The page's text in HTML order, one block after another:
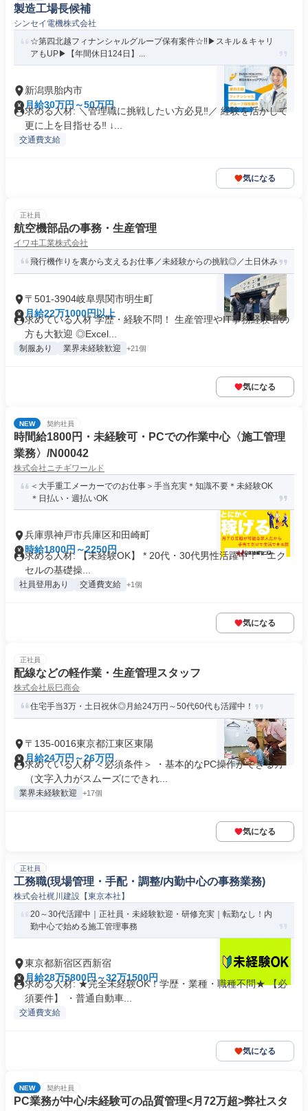
製造工場長候補
シンセイ電機株式会社
☆第四北越フィナンシャルグループ保有案件☆‼▶スキル＆キャリ
アもUP▶【年間休日124日】...
新潟県胎内市
月給30万円～50万円
求める人材: ＼管理職に挑戦したい方必見‼／ 経験を活かして
更に上を目指せる‼ ↓...
交通費支給
気になる
正社員
航空機部品の事務・生産管理
イワヰ工業株式会社
飛行機作りを裏から支えるお仕事／未経験からの挑戦◎／土日休み
〒501-3904岐阜県関市明生町
月給22万1000円以上
求めている人材 学歴・経験不問！ 生産管理やIT事務経験者の
方も大歓迎 ◎Excel...
制服あり 業界未経験歓迎 +21個
気になる
NEW 契約社員
時間給1800円・未経験可・PCでの作業中心〈施工管理
業務〉/N00042
株式会社ニチギワールド
＜大手重工メーカーでのお仕事＞手当充実＊知識不要＊未経験OK
＊日払い・週払いOK
兵庫県神戸市兵庫区和田崎町
時給1800円～2250円
求める人材: 【未経験OK】 * 20代・30代男性活躍中！ * エク
セルの基礎操...
社員登用あり 交通費支給 +1個
気になる
正社員
配線などの軽作業・生産管理スタッフ
株式会社辰巳商会
住宅手当3万・土日祝休◎月給24万円～50代60代も活躍中！
〒135-0016東京都江東区東陽
月給24万円～26万円
求めている人材 ＜必須条件＞ ・基本的なPC操作ができる方
（文字入力がスムーズにできれ...
業界未経験歓迎 +17個
気になる
正社員
工務職(現場管理・手配・調整/内勤中心の事務業務)
株式会社梶川建設【東京本社】
20～30代活躍中｜正社員・未経験歓迎・研修充実｜転勤なし！内
勤中心で始める施工管理事務
東京都新宿区西新宿
月給28万5800円～32万1500円
求める人材: ★完全未経験OK！学歴・業種・職種不問★ 【必
須要件】 ・普通自動車...
交通費支給
気になる
NEW 契約社員
PC業務が中心/未経験可の品質管理<月72万超>弊社スタ